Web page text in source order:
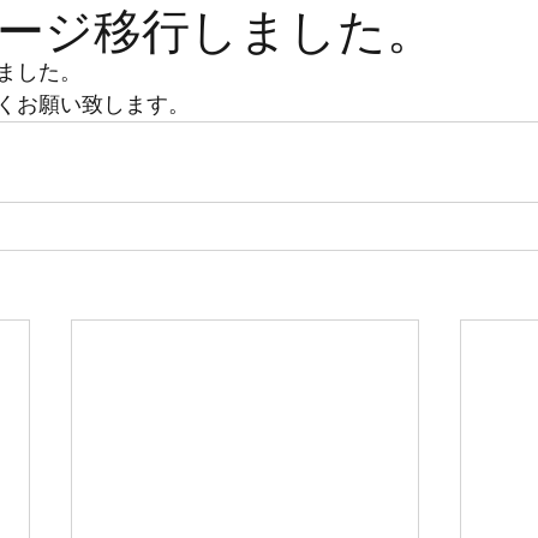
ジ移行しました。
した。
お願い致します。